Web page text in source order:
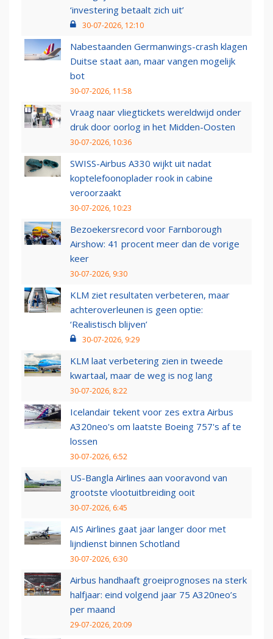
‘investering betaalt zich uit’
30-07-2026, 12:10
Nabestaanden Germanwings-crash klagen
Duitse staat aan, maar vangen mogelijk
bot
30-07-2026, 11:58
Vraag naar vliegtickets wereldwijd onder
druk door oorlog in het Midden-Oosten
30-07-2026, 10:36
SWISS-Airbus A330 wijkt uit nadat
koptelefoonoplader rook in cabine
veroorzaakt
30-07-2026, 10:23
Bezoekersrecord voor Farnborough
Airshow: 41 procent meer dan de vorige
keer
30-07-2026, 9:30
KLM ziet resultaten verbeteren, maar
achteroverleunen is geen optie:
‘Realistisch blijven’
30-07-2026, 9:29
KLM laat verbetering zien in tweede
kwartaal, maar de weg is nog lang
30-07-2026, 8:22
Icelandair tekent voor zes extra Airbus
A320neo's om laatste Boeing 757's af te
lossen
30-07-2026, 6:52
US-Bangla Airlines aan vooravond van
grootste vlootuitbreiding ooit
30-07-2026, 6:45
AIS Airlines gaat jaar langer door met
lijndienst binnen Schotland
30-07-2026, 6:30
Airbus handhaaft groeiprognoses na sterk
halfjaar: eind volgend jaar 75 A320neo’s
per maand
29-07-2026, 20:09